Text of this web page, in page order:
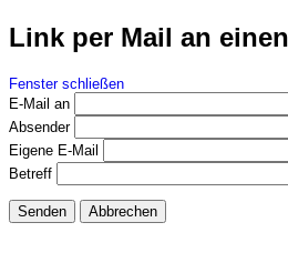
Link per Mail an
Fenster schließen
E-Mail an
Absender
Eigene E-Mail
Betreff
Senden Abbrechen